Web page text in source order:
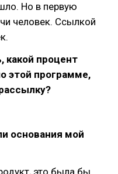
Но в первую
человек. Ссылкой
какой процент
этой программе,
основания мой
это была бы